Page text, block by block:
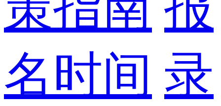
名时间 录